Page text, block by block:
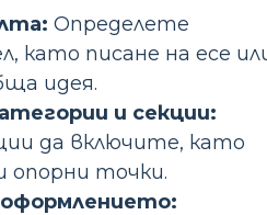
Определете
като писане на есе
идея.
и секции:
да включите, като
опорни точки.